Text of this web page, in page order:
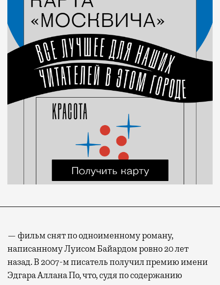
— фильм снят по одноименному роману,
написанному Луисом Байардом ровно 20 лет
назад. В 2007-м писатель получил премию имени
Эдгара Аллана По, что, судя по содержанию